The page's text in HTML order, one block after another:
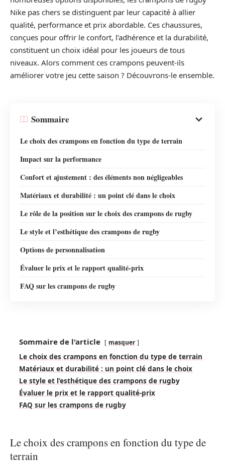
Nike pas chers se distinguent par leur capacité à allier
qualité, performance et prix abordable. Ces chaussures,
conçues pour offrir le confort, l’adhérence et la durabilité,
constituent un choix idéal pour les joueurs de tous
niveaux. Alors comment ces crampons peuvent-ils
améliorer votre jeu cette saison ? Découvrons-le ensemble.
Sommaire
Le choix des crampons en fonction du type de terrain
Impact sur la performance
Confort et ajustement : des éléments non négligeables
Matériaux et durabilité : un point clé dans le choix
Le rôle de la position sur le choix des crampons de rugby
Le style et l’esthétique des crampons de rugby
Options de personnalisation
Évaluer le prix et le rapport qualité-prix
FAQ sur les crampons de rugby
Sommaire de l'article masquer
Le choix des crampons en fonction du type de terrain
Matériaux et durabilité : un point clé dans le choix
Le style et l’esthétique des crampons de rugby
Évaluer le prix et le rapport qualité-prix
FAQ sur les crampons de rugby
Le choix des crampons en fonction du type de
terrain